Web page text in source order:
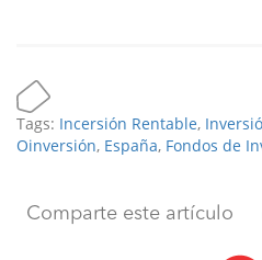
Tags: Incersión Rentable,
Oinversión, España, Fondos de
Comparte este artículo